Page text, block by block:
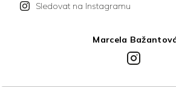
Sledovat na Instagramu
Marcela
Instagram